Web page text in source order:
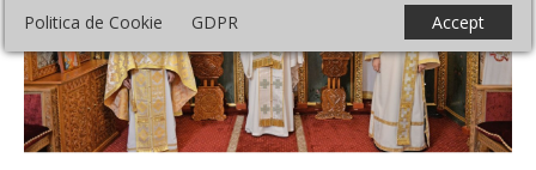
Politica de Cookie GDPR Accept